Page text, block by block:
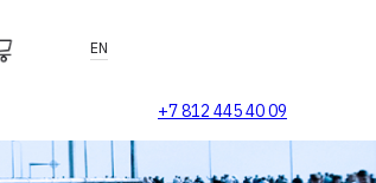
EN
+7 812 445 40 09